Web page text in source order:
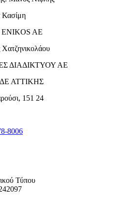
Κασίμη
ENIKOS AE
Χατζηνικολάου
ΔΙΑΔΙΚΤΥΟΥ ΑΕ
ΑΤΤΙΚΗΣ
151 24
8006
Τύπου